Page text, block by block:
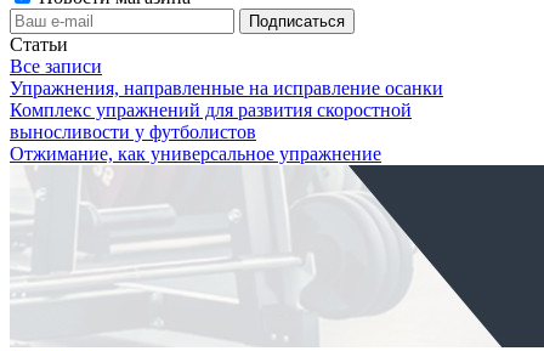
Статьи
Все записи
Упражнения, направленные на исправление осанки
Комплекс упражнений для развития скоростной
выносливости у футболистов
Отжимание, как универсальное упражнение